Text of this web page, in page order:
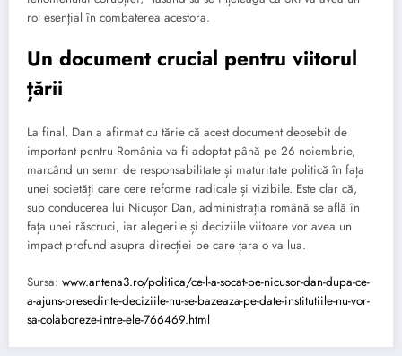
rol esențial în combaterea acestora.
Un document crucial pentru viitorul
țării
La final, Dan a afirmat cu tărie că acest document deosebit de
important pentru România va fi adoptat până pe 26 noiembrie,
marcând un semn de responsabilitate și maturitate politică în fața
unei societăți care cere reforme radicale și vizibile. Este clar că,
sub conducerea lui Nicușor Dan, administrația română se află în
fața unei răscruci, iar alegerile și deciziile viitoare vor avea un
impact profund asupra direcției pe care țara o va lua.
Sursa: www.antena3.ro/politica/ce-l-a-socat-pe-nicusor-dan-dupa-ce-
a-ajuns-presedinte-deciziile-nu-se-bazeaza-pe-date-institutiile-nu-vor-
sa-colaboreze-intre-ele-766469.html